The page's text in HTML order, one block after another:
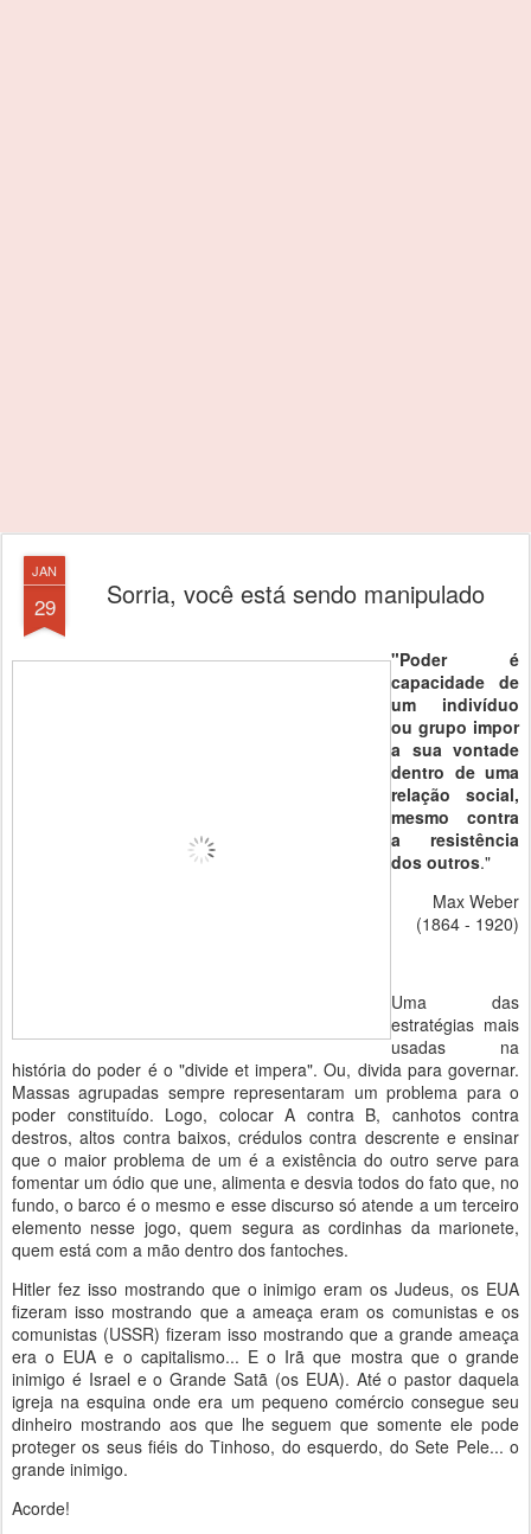
JAN
29 Sorria, você está sendo manipulado
"Poder é
capacidade de
um indivíduo
ou grupo impor
a sua vontade
dentro de uma
relação social,
mesmo contra
a resistência
dos outros."
Max Weber
(1864 - 1920)
Uma das
estratégias mais
usadas na
história do poder é o "divide et impera". Ou, divida para governar.
Massas agrupadas sempre representaram um problema para o
poder constituído. Logo, colocar A contra B, canhotos contra
destros, altos contra baixos, crédulos contra descrente e ensinar
que o maior problema de um é a existência do outro serve para
fomentar um ódio que une, alimenta e desvia todos do fato que, no
fundo, o barco é o mesmo e esse discurso só atende a um terceiro
elemento nesse jogo, quem segura as cordinhas da marionete,
quem está com a mão dentro dos fantoches.
Hitler fez isso mostrando que o inimigo eram os Judeus, os EUA
fizeram isso mostrando que a ameaça eram os comunistas e os
comunistas (USSR) fizeram isso mostrando que a grande ameaça
era o EUA e o capitalismo... E o Irã que mostra que o grande
inimigo é Israel e o Grande Satã (os EUA). Até o pastor daquela
igreja na esquina onde era um pequeno comércio consegue seu
dinheiro mostrando aos que lhe seguem que somente ele pode
proteger os seus fiéis do Tinhoso, do esquerdo, do Sete Pele... o
grande inimigo.
Acorde!